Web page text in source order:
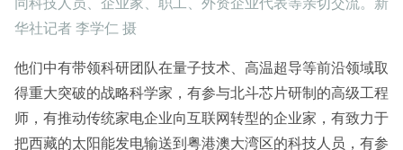
华社记者 李学仁 摄
他们中有带领科研团队在量子技术、高温超导等前沿领域取
得重大突破的战略科学家，有参与北斗芯片研制的高级工程
师，有推动传统家电企业向互联网转型的企业家，有致力于
把西藏的太阳能发电输送到粤港澳大湾区的科技人员，有参